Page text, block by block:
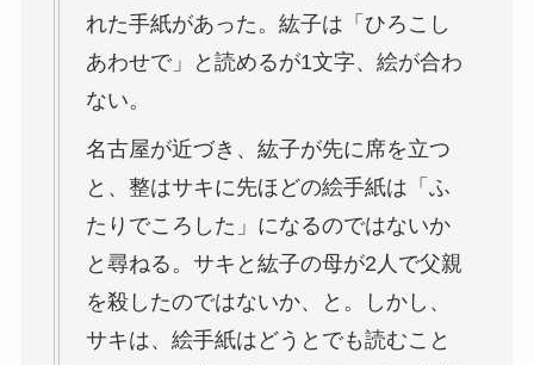
れた手紙があった。紘子は「ひろこし
あわせで」と読めるが1文字、絵が合わ
ない。
名古屋が近づき、紘子が先に席を立つ
と、整はサキに先ほどの絵手紙は「ふ
たりでころした」になるのではないか
と尋ねる。サキと紘子の母が2人で父親
を殺したのではないか、と。しかし、
サキは、絵手紙はどうとでも読むこと